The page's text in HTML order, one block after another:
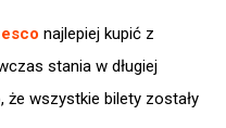
najlepiej kupić z
stania w długiej
że wszystkie bilety zostały